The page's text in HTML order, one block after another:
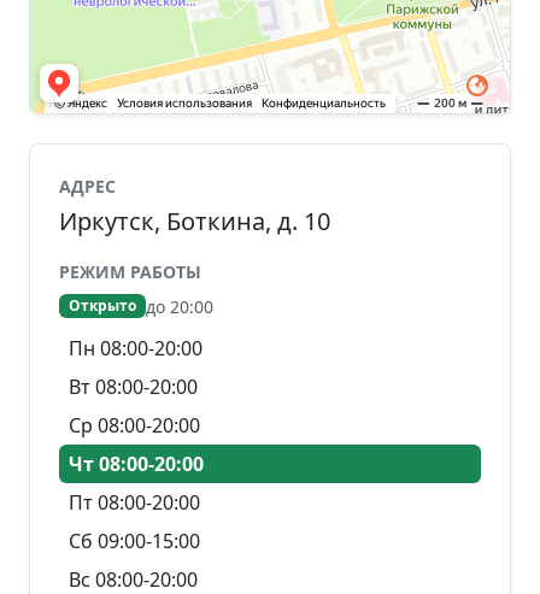
АДРЕС
Иркутск, Боткина, д. 10
РЕЖИМ РАБОТЫ
Открыто до 20:00
Пн 08:00-20:00
Вт 08:00-20:00
Ср 08:00-20:00
Чт 08:00-20:00
Пт 08:00-20:00
Сб 09:00-15:00
Вс 08:00-20:00